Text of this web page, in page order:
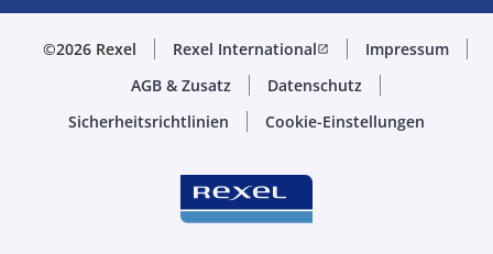
©2026 Rexel Rexel Internationalopen_in_new
Impressum
AGB & Zusatz
Datenschutz
Sicherheitsrichtlinien
Cookie-Einstellungen